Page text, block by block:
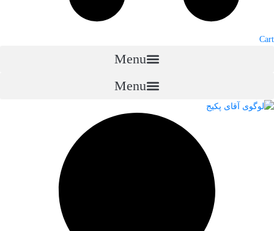
Cart
Menu
Menu